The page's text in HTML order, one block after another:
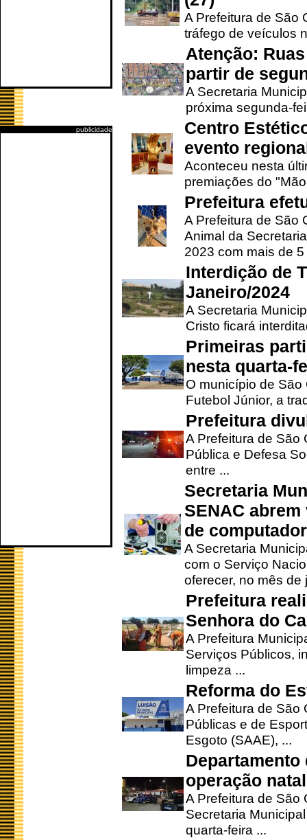
publicidade
A Prefeitura de São
tráfego de veículos
Atenção:
partir de
A Secretaria
próxima segunda-
Centro
evento
Aconteceu nesta
premiações do
Prefeitura
A Prefeitura de São
Animal da
2023 com mais de 5
Interdição de
Janeiro/2024
A Secretaria
Cristo ficará
Primeiras
nesta quarta-
O município de
Futebol Júnior, a
Prefeitura
A Prefeitura de São
Pública e Defesa
entre ...
Secretaria
SENAC
de
A Secretaria
com o Serviço
oferecer, no mês de
Prefeitura
Senhora do
A Prefeitura
Serviços Públicos,
limpeza ...
Reforma do
A Prefeitura de São
Públicas e de
Esgoto (SAAE), ...
operação
A Prefeitura de São
Secretaria
quarta-feira ...